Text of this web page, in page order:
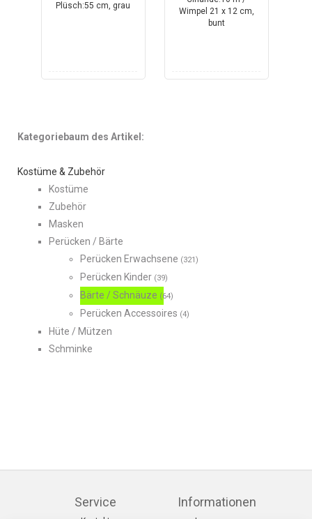
Kategoriebaum des Artikel:
Kostüme & Zubehör
Kostüme
Zubehör
Masken
Perücken / Bärte
Perücken Erwachsene (321)
Perücken Kinder (39)
Bärte / Schnäuze (64)
Perücken Accessoires (4)
Hüte / Mützen
Schminke
Service Informationen